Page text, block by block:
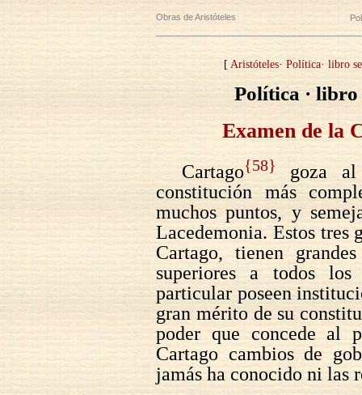
Obras de Aristóteles
[Aristóteles· Política· libro
Política ·
Examen de la
Cartago{58}
goza al
constitución más
muchos puntos, y
Lacedemonia. Estos tres
Cartago, tienen
superiores a todos los
particular poseen
gran mérito de su
poder que concede al
Cartago cambios de
jamás ha conocido ni las